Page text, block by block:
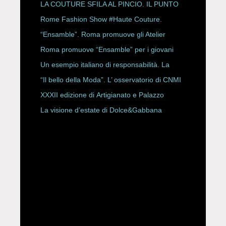
LA COUTURE SFILA AL PINCIO. IL PUNTO
CON ALESSANDRO ONORATO E
ROBERTA ANGELILLI
Rome Fashion Show #Haute Couture.
“Ensamble”. Roma promuove gli Atelier
Storici
Roma promuove “Ensamble” per i giovani
Un esempio italiano di responsabilità. La
Rete Slow Fiber
“Il bello della Moda”. L’ osservatorio di CNMI
XXXII edizione di Artigianato e Palazzo
La visione d’estate di Dolce&Gabbana